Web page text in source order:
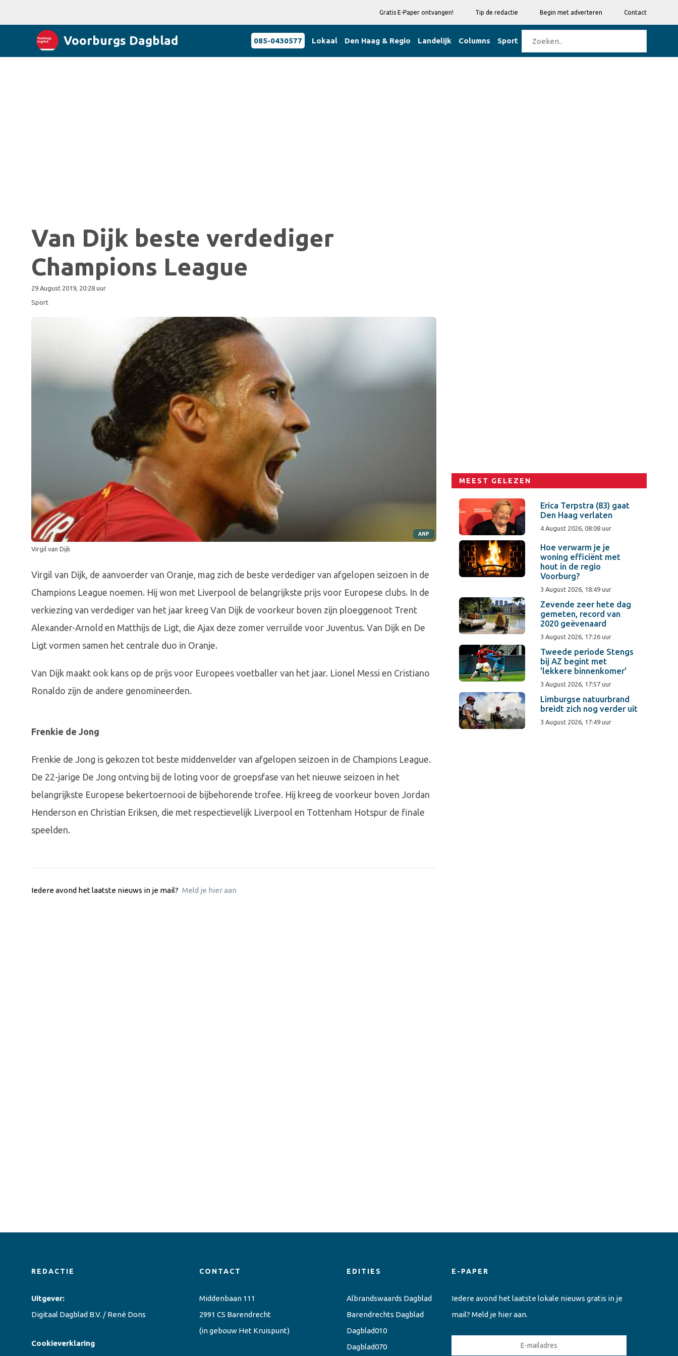
Gratis E-Paper ontvangen! Tip de redactie Begin met adverteren Contact
Voorburgs Dagblad 085-0430577 Lokaal Den Haag & Regio Landelijk Columns Sport
Van Dijk beste verdediger
Champions League
29 August 2019, 20:28 uur
Sport
ANP
Virgil van Dijk
Virgil van Dijk, de aanvoerder van Oranje, mag zich de beste verdediger van afgelopen seizoen in de
Champions League noemen. Hij won met Liverpool de belangrijkste prijs voor Europese clubs. In de
verkiezing van verdediger van het jaar kreeg Van Dijk de voorkeur boven zijn ploeggenoot Trent
Alexander-Arnold en Matthijs de Ligt, die Ajax deze zomer verruilde voor Juventus. Van Dijk en De
Ligt vormen samen het centrale duo in Oranje.
Van Dijk maakt ook kans op de prijs voor Europees voetballer van het jaar. Lionel Messi en Cristiano
Ronaldo zijn de andere genomineerden.
Frenkie de Jong
Frenkie de Jong is gekozen tot beste middenvelder van afgelopen seizoen in de Champions League.
De 22-jarige De Jong ontving bij de loting voor de groepsfase van het nieuwe seizoen in het
belangrijkste Europese bekertoernooi de bijbehorende trofee. Hij kreeg de voorkeur boven Jordan
Henderson en Christian Eriksen, die met respectievelijk Liverpool en Tottenham Hotspur de finale
speelden.
Iedere avond het laatste nieuws in je mail? Meld je hier aan
MEEST GELEZEN
Erica Terpstra (83) gaat
Den Haag verlaten
4 August 2026, 08:08 uur
Hoe verwarm je je
woning efficiënt met
hout in de regio
Voorburg?
3 August 2026, 18:49 uur
Zevende zeer hete dag
gemeten, record van
2020 geëvenaard
3 August 2026, 17:26 uur
Tweede periode Stengs
bij AZ begint met
'lekkere binnenkomer'
3 August 2026, 17:57 uur
Limburgse natuurbrand
breidt zich nog verder uit
3 August 2026, 17:49 uur
REDACTIE
Uitgever:
Digitaal Dagblad B.V. / René Dons
Cookieverklaring
CONTACT
Middenbaan 111
2991 CS Barendrecht
(in gebouw Het Kruispunt)
EDITIES
Albrandswaards Dagblad
Barendrechts Dagblad
Dagblad010
Dagblad070
E-PAPER
Iedere avond het laatste lokale nieuws gratis in je
mail? Meld je hier aan.